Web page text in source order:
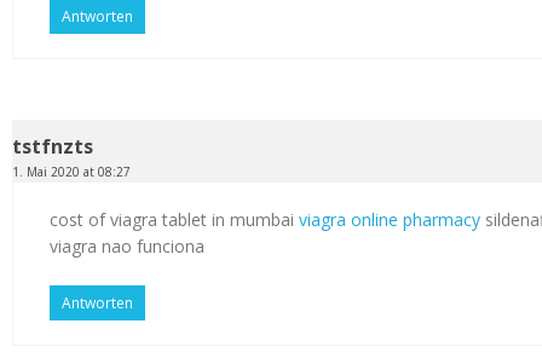
Antworten
tstfnzts
1. Mai 2020 at 08:27
cost of viagra tablet in mumbai viagra online pharmacy
viagra nao funciona
Antworten